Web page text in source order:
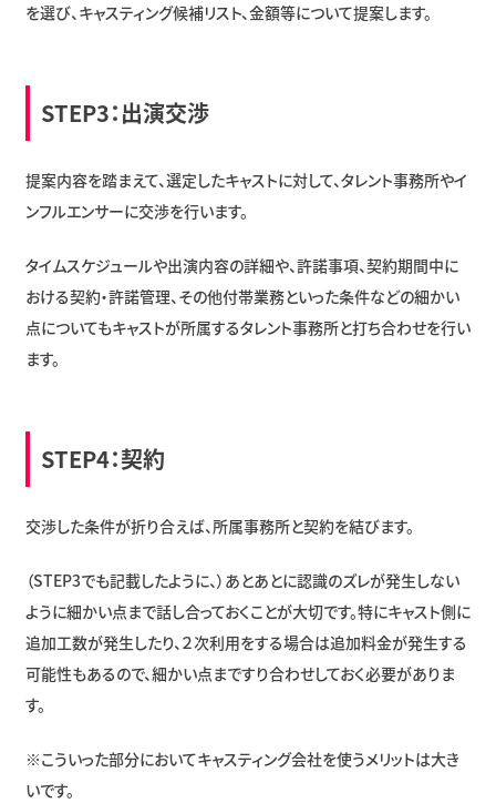
を選び、キャスティング候補リスト、金額等について提案します。
STEP3：出演交渉
提案内容を踏まえて、選定したキャストに対して、タレント事務所やイ
ンフルエンサーに交渉を行います。
タイムスケジュールや出演内容の詳細や、許諾事項、契約期間中に
おける契約・許諾管理、その他付帯業務といった条件などの細かい
点についてもキャストが所属するタレント事務所と打ち合わせを行い
ます。
STEP4：契約
交渉した条件が折り合えば、所属事務所と契約を結びます。
（STEP3でも記載したように、）あとあとに認識のズレが発生しない
ように細かい点まで話し合っておくことが大切です。特にキャスト側に
追加工数が発生したり、２次利用をする場合は追加料金が発生する
可能性もあるので、細かい点まですり合わせしておく必要がありま
す。
※こういった部分においてキャスティング会社を使うメリットは大き
いです。